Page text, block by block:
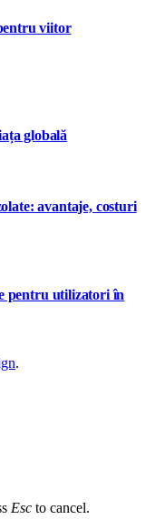
viitor
globală
avantaje, costuri
pentru utilizatori în
.
Esc to cancel.